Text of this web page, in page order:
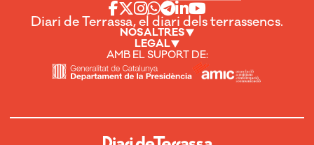
Diari de Terrassa, el diari dels terrassencs.
NOSALTRES
LEGAL
AMB EL SUPORT DE: